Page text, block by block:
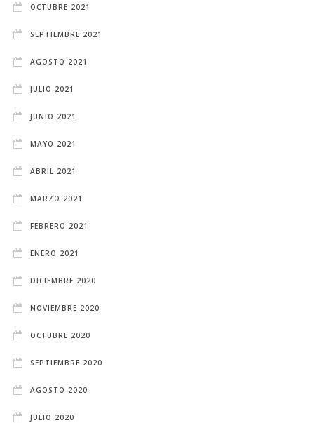
OCTUBRE 2021
SEPTIEMBRE 2021
AGOSTO 2021
JULIO 2021
JUNIO 2021
MAYO 2021
ABRIL 2021
MARZO 2021
FEBRERO 2021
ENERO 2021
DICIEMBRE 2020
NOVIEMBRE 2020
OCTUBRE 2020
SEPTIEMBRE 2020
AGOSTO 2020
JULIO 2020